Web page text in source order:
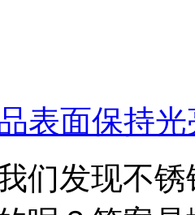
表面保持
们发现不